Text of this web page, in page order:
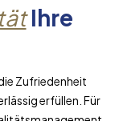
Ihre
Zufriedenheit
erfüllen. Für